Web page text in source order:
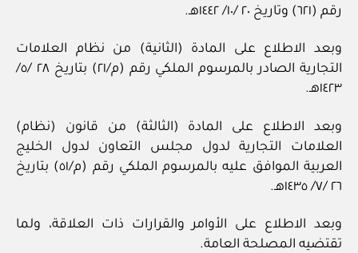
رقم (٦٢١) وتاريخ ٢٠ /١٠/ ١٤٤٢هـ.
وبعد الاطلاع على المادة (الثانية) من نظام العلامات
التجارية الصادر بالمرسوم الملكي رقم (م/٢١) بتاريخ ٢٨ /٥/
١٤٢٣هـ.
وبعد الاطلاع على المادة (الثالثة) من قانون (نظام)
العلامات التجارية لدول مجلس التعاون لدول الخليج
العربية الموافق عليه بالمرسوم الملكي رقم (م/٥١) بتاريخ
٢٦ /٧/ ١٤٣٥هـ.
وبعد الاطلاع على الأوامر والقرارات ذات العلاقة، ولما
تقتضيه المصلحة العامة.